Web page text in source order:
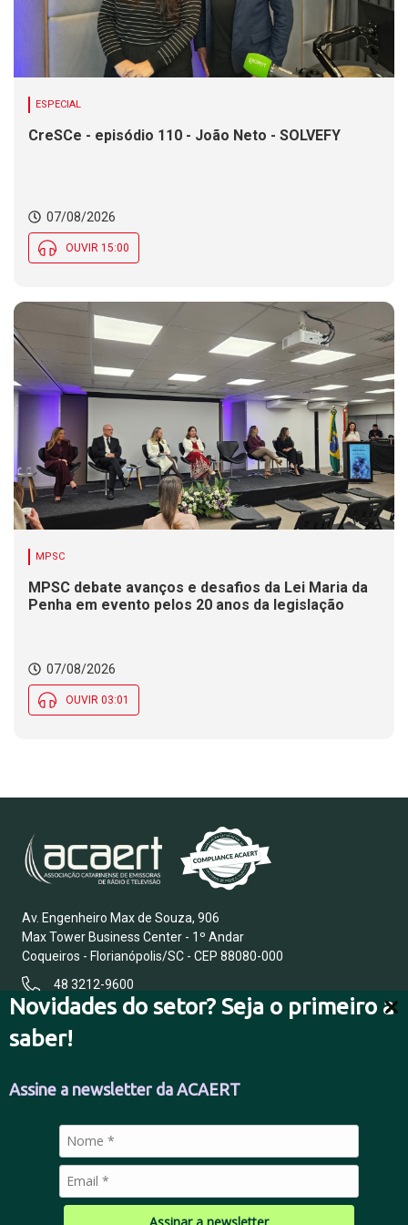
Novidades do setor? Seja o primeiro a
saber!
Assine a newsletter da ACAERT
ESPECIAL
CreSCe - episódio 110 - João Neto - SOLVEFY
07/08/2026
OUVIR 15:00
MPSC
MPSC debate avanços e desafios da Lei Maria da
Penha em evento pelos 20 anos da legislação
07/08/2026
OUVIR 03:01
Av. Engenheiro Max de Souza, 906
Max Tower Business Center - 1º Andar
Coqueiros - Florianópolis/SC - CEP 88080-000
48 3212-9600
FALE CONOSCO
POLÍTICA DE PRIVACIDADE
© 2026 Todos os direitos reservados.